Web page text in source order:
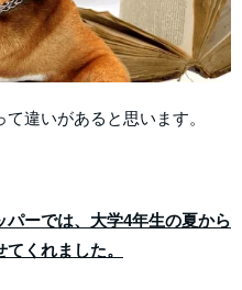
違いがあると思います。
ーでは、大学4年生の夏から
くれました。